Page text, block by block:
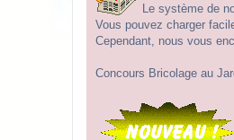
Le système de
Vous pouvez charger
Cependant, nous vous
Concours Bricolage au